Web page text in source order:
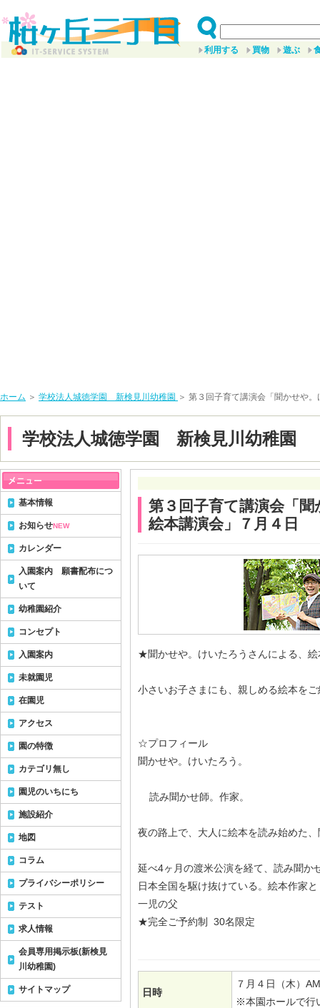
利用する 買物 遊ぶ
ホーム ＞ 学校法人城徳学園 新検見川幼稚園 ＞ 第３回子育て講演会「聞かせや
学校法人城徳学園 新検見川幼稚園
第３回子育て講演会「
絵本講演会」７月４日
★聞かせや。けいたろうさんによる、
小さいお子さまにも、親しめる絵本を
☆プロフィール
聞かせや。けいたろう。
読み聞かせ師。作家。
夜の路上で、大人に絵本を読み始めた
延べ4ヶ月の渡米公演を経て、読み聞か
日本全国を駆け抜けている。絵本作家
一児の父
★完全ご予約制 30名限定
日時
７月４日（木）
※本園ホールで行
基本情報
お知らせNEW
カレンダー
入園案内 願書配布につ
いて
幼稚園紹介
コンセプト
入園案内
未就園児
在園児
アクセス
園の特徴
カテゴリ無し
園児のいちにち
施設紹介
地図
コラム
プライバシーポリシー
テスト
求人情報
会員専用掲示板(新検見
川幼稚園)
サイトマップ